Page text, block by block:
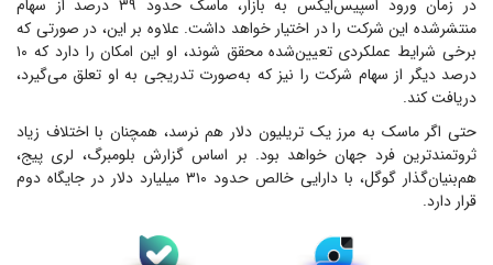
در زمان ورود اسپیس‌ایکس به بازار، ماسک حدود ۳۹ درصد از سهام
منتشرشده این شرکت را در اختیار خواهد داشت. علاوه بر این، در صورتی که
برخی شرایط عملکردی تعیین‌شده محقق شوند، او این امکان را دارد که ۱۰
درصد دیگر از سهام شرکت را نیز که به‌صورت تدریجی به او تعلق می‌گیرد،
دریافت کند.
حتی اگر ماسک به مرز یک تریلیون دلار هم نرسد، همچنان با اختلاف زیاد
ثروتمندترین فرد جهان خواهد بود. بر اساس گزارش بلومبرگ، لری پیج،
هم‌بنیان‌گذار گوگل، با دارایی خالص حدود ۳۱۰ میلیارد دلار در جایگاه دوم
قرار دارد.